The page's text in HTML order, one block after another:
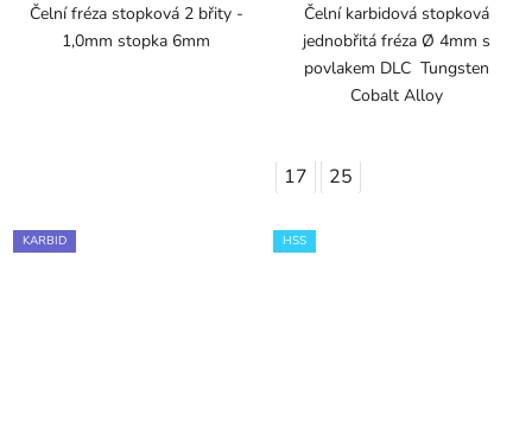
Čelní fréza stopková 2 břity -
1,0mm stopka 6mm
Čelní karbidová stopková
jednobřitá fréza Ø 4mm s
povlakem DLC Tungsten
Cobalt Alloy
17 25
KARBID HSS